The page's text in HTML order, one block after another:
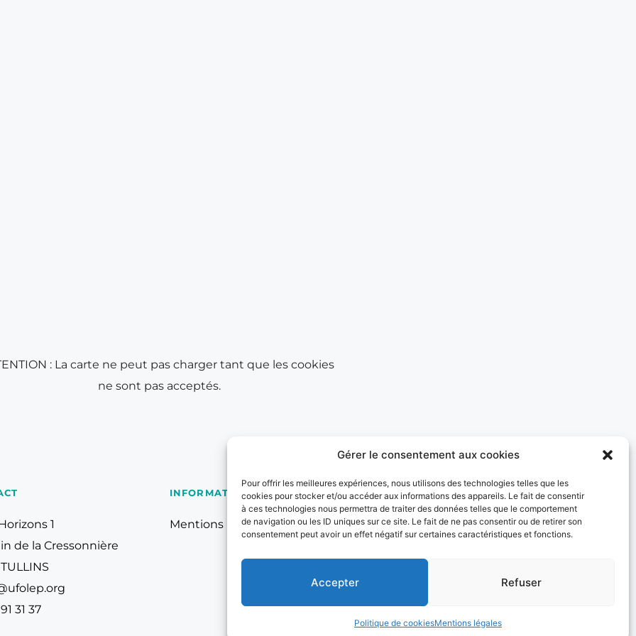
Gérer le consentement aux cookies
Pour offrir les meilleures expériences, nous utilisons des technologies telles que les
cookies pour stocker et/ou accéder aux informations des appareils. Le fait de consentir
à ces technologies nous permettra de traiter des données telles que le comportement
de navigation ou les ID uniques sur ce site. Le fait de ne pas consentir ou de retirer son
consentement peut avoir un effet négatif sur certaines caractéristiques et fonctions.
Accepter Refuser
Politique de cookiesMentions légales
: La carte ne peut pas charger tant que les cookies
ne sont pas acceptés.
1
de la Cressonnière
31 37
INFORMATIONS
Mentions Légales
LES SITES DE L'UFOLEP
Guide Asso
Inscriptions évènements